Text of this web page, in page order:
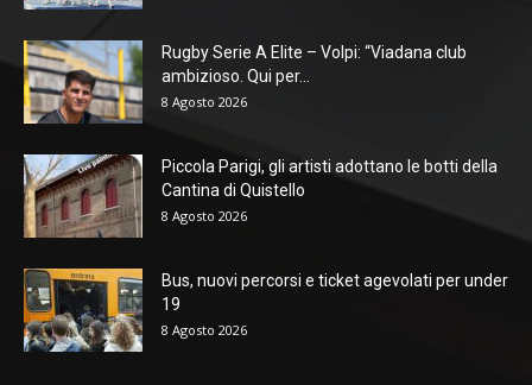
Rugby Serie A Elite – Volpi: “Viadana club
ambizioso. Qui per...
8 Agosto 2026
Piccola Parigi, gli artisti adottano le botti della
Cantina di Quistello
8 Agosto 2026
Bus, nuovi percorsi e ticket agevolati per under
19
8 Agosto 2026